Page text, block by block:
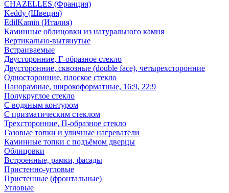
CHAZELLES (Франция)
Keddy (Швеция)
EdilKamin (Италия)
Каминные облицовки из натурального камня
Вертикально-вытянутые
Встраиваемые
Двусторонние, Г-образное стекло
Двусторонние, сквозные (double face), четырехсторонние
Односторонние, плоское стекло
Панорамные, широкоформатные, 16:9, 22:9
Полукруглое стекло
С водяным контуром
С призматическим стеклом
Трехсторонние, П-образное стекло
Газовые топки и уличные нагреватели
Каминные топки с подъёмом дверцы
Облицовки
Встроенные, рамки, фасады
Пристенно-угловые
Пристенные (фронтальные)
Угловые